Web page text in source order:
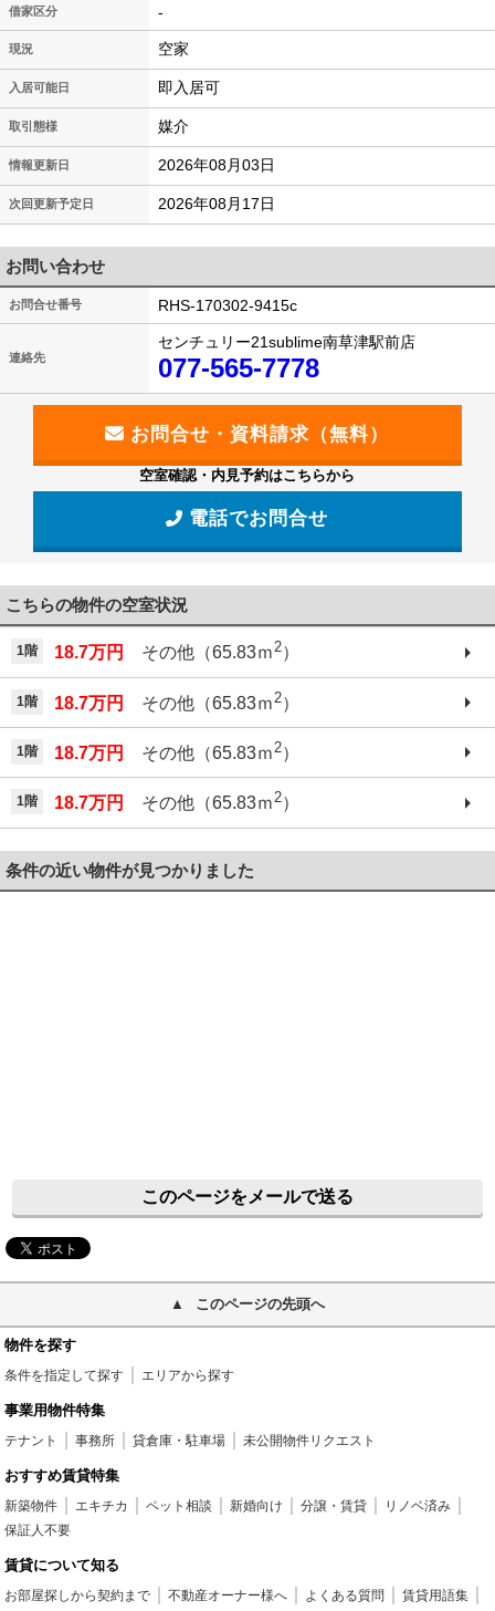
借家区分 -
現況 空家
入居可能日 即入居可
取引態様 媒介
情報更新日 2026年08月03日
次回更新予定日 2026年08月17日
お問い合わせ
お問合せ番号 RHS-170302-9415c
連絡先
センチュリー21sublime南草津駅前店
077-565-7778
空室確認・内見予約はこちらから
電話でお問合せ
こちらの物件の空室状況
1階 18.7万円 その他（65.83ｍ2）
1階 18.7万円 その他（65.83ｍ 2）
1階 18.7万円 その他（65.83ｍ 2）
1階 18.7万円 その他（65.83ｍ2）
条件の近い物件が見つかりました
このページをメールで送る
このページの先頭へ
物件を探す
条件を指定して探す エリアから探す
事業用物件特集
テナント 事務所 貸倉庫・駐車場 未公開物件リクエスト
おすすめ賃貸特集
新築物件 エキチカ ペット相談 新婚向け 分譲・賃貸
リノベ済み
保証人不要
賃貸について知る
お部屋探しから契約まで 不動産オーナー様へ よくある質問
賃貸用語集